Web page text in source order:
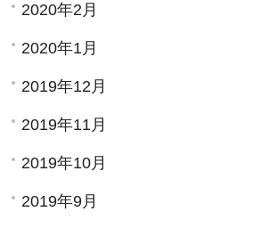
2020年2月
2020年1月
2019年12月
2019年11月
2019年10月
2019年9月